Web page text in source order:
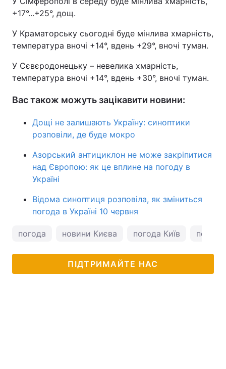
+17°...+25°, дощ.
У Краматорську сьогодні буде мінлива хмарність,
температура вночі +14°, вдень +29°, вночі туман.
У Сєвєродонецьку – невелика хмарність,
температура вночі +14°, вдень +30°, вночі туман.
Вас також можуть зацікавити новини:
Дощі не залишають Україну: синоптики
розповіли, де буде мокро
Азорський антициклон не може закріпитися
над Європою: як це вплине на погоду в
Україні
Відома синоптиця розповіла, як зміниться
погода в Україні 10 червня
погода новини Києва погода Київ погода
ПІДТРИМАЙТЕ НАС